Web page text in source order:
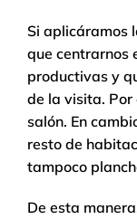
Si aplicáramos
que centrarnos
productivas y
de la visita. Por
salón. En
resto de
tampoco
De esta